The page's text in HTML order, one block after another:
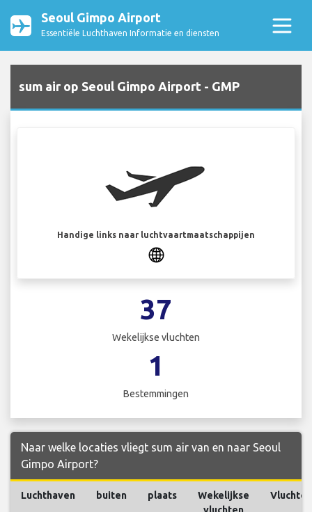
Seoul Gimpo Airport
Essentiële Luchthaven Informatie en diensten
sum air op Seoul Gimpo Airport - GMP
Handige links naar luchtvaartmaatschappijen
37
Wekelijkse vluchten
1
Bestemmingen
Naar welke locaties vliegt sum air van en naar Seoul
Gimpo Airport?
Luchthaven buiten plaats
Wekelijkse
Vluchten